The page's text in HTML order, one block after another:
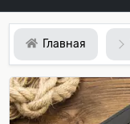
Главная